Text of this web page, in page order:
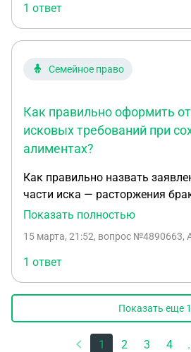
ИСКА- расторжение брака ? Первое заседание уже
было
1 ответ
Семейное право
Как правильно оформить
исковых требований при
алиментах?
Как правильно назвать
части иска — расторжения
взыскании алиментов? ХОДАТАЙСТВО ОБ
АЛИМЕНТАМ И ЗАЯВЛЕНИЕ ОБ
ИСКА- расторжение брака ? Первое заседание уже
было
Показать полностью
15 марта, 21:52, вопрос №4890663,
1 ответ
Показать еще
1 2 3 4